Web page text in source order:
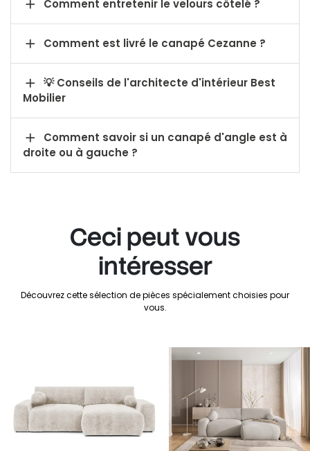
 Comment entretenir le velours côtelé ?
 Comment est livré le canapé Cezanne ?

💡 Conseils de l'architecte d'intérieur Best
Mobilier

Comment savoir si un canapé d'angle est à
droite ou à gauche ?
Ceci peut vous
intéresser
Découvrez cette sélection de pièces spécialement choisies pour
vous.